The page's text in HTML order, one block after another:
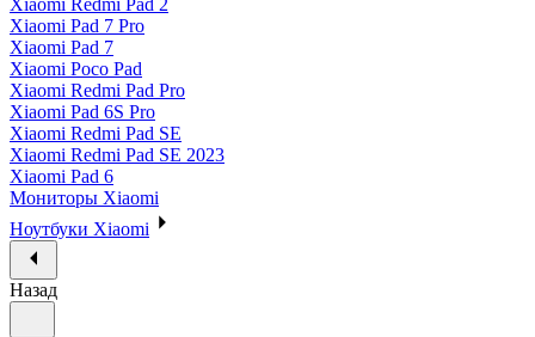
Xiaomi Redmi Pad 2
Xiaomi Pad 7 Pro
Xiaomi Pad 7
Xiaomi Poco Pad
Xiaomi Redmi Pad Pro
Xiaomi Pad 6S Pro
Xiaomi Redmi Pad SE
Xiaomi Redmi Pad SE 2023
Xiaomi Pad 6
Мониторы Xiaomi
Ноутбуки Xiaomi
Назад